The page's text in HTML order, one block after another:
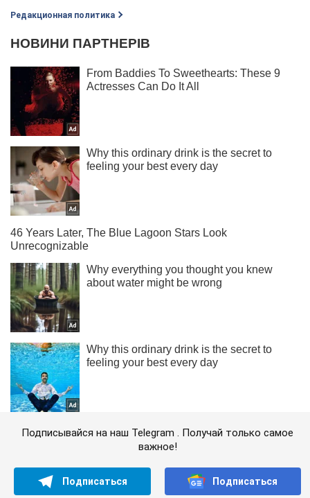
Редакционная политика
Подписывайся на наш Telegram . Получай только самое
важное!
Подписаться Подписаться